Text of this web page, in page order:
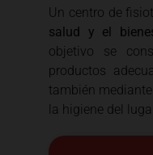
Un centro de
salud y el
objetivo se
productos
también
la higiene del